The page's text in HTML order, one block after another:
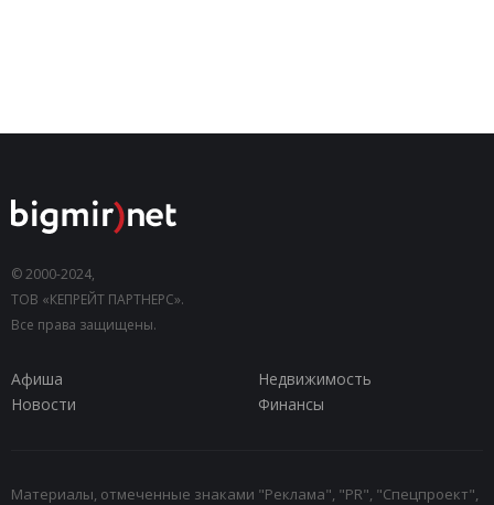
© 2000-2024,
ТОВ «КЕПРЕЙТ ПАРТНЕРС».
Все права защищены.
Афиша
Недвижимость
Новости
Финансы
Материалы, отмеченные знаками "Реклама", "PR", "Спецпроект",